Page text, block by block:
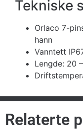
Tekniske
Orlaco 7-
hann
Vanntett
Lengde: 20
Relaterte